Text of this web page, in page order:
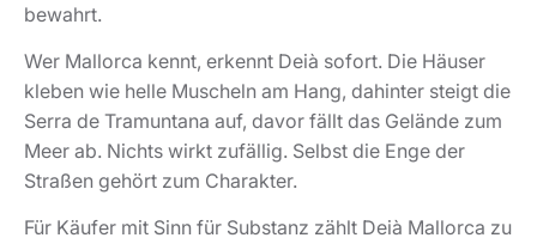
bewahrt.
Wer Mallorca kennt, erkennt Deià sofort. Die Häuser
kleben wie helle Muscheln am Hang, dahinter steigt die
Serra de Tramuntana auf, davor fällt das Gelände zum
Meer ab. Nichts wirkt zufällig. Selbst die Enge der
Straßen gehört zum Charakter.
Für Käufer mit Sinn für Substanz zählt Deià Mallorca zu